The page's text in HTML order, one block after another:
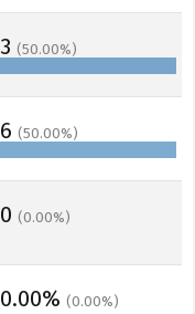
3 50.00
6 50.00
0 0.00
0.00% 0.00